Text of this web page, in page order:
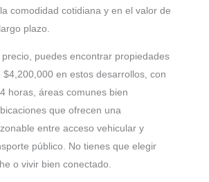
comodidad cotidiana y en el valor de
plazo.
puedes encontrar propiedades
en estos desarrollos, con
horas, áreas comunes bien
que ofrecen una
entre acceso vehicular y
público. No tienes que elegir
o vivir bien conectado.